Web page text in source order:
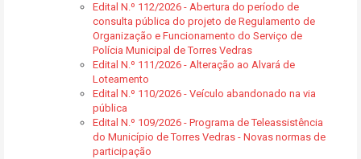
Edital N.º 112/2026 - Abertura do período de
consulta pública do projeto de Regulamento de
Organização e Funcionamento do Serviço de
Polícia Municipal de Torres Vedras
Edital N.º 111/2026 - Alteração ao Alvará de
Loteamento
Edital N.º 110/2026 - Veículo abandonado na via
pública
Edital N.º 109/2026 - Programa de Teleassistência
do Município de Torres Vedras - Novas normas de
participação